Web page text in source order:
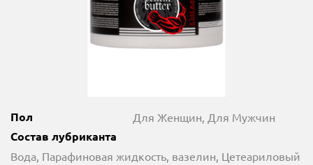
Пол Для Женщин, Для Мужчин
Состав лубриканта
Вода, Парафиновая жидкость, вазелин, Цетеариловый